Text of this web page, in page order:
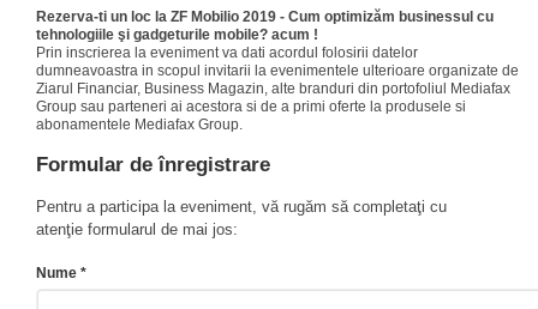
Rezerva-ti un loc la ZF Mobilio 2019 - Cum optimizăm businessul cu
tehnologiile şi gadgeturile mobile? acum !
Prin inscrierea la eveniment va dati acordul folosirii datelor
dumneavoastra in scopul invitarii la evenimentele ulterioare organizate de
Ziarul Financiar, Business Magazin, alte branduri din portofoliul Mediafax
Group sau parteneri ai acestora si de a primi oferte la produsele si
abonamentele Mediafax Group.
Formular de înregistrare
Pentru a participa la eveniment, vă rugăm să completaţi cu
atenţie formularul de mai jos:
Nume *